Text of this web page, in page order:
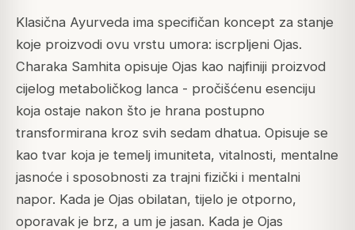
Klasična Ayurveda ima specifičan koncept za stanje
koje proizvodi ovu vrstu umora: iscrpljeni Ojas.
Charaka Samhita opisuje Ojas kao najfiniji proizvod
cijelog metaboličkog lanca - pročišćenu esenciju
koja ostaje nakon što je hrana postupno
transformirana kroz svih sedam dhatua. Opisuje se
kao tvar koja je temelj imuniteta, vitalnosti, mentalne
jasnoće i sposobnosti za trajni fizički i mentalni
napor. Kada je Ojas obilatan, tijelo je otporno,
oporavak je brz, a um je jasan. Kada je Ojas